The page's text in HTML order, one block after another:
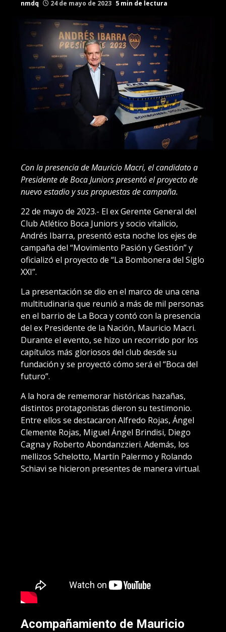
nmdq 24 de mayo de 2023 5 min de lectura
Con la presencia de Mauricio Macri, el candidato a
Presidente de Boca Juniors presentó el proyecto de
nuevo estadio y sus propuestas de campaña.
22 de mayo de 2023.- El ex Gerente General del
Club Atlético Boca Juniors y socio vitalicio,
Andrés Ibarra, presentó esta noche los ejes de
campaña del “Movimiento Pasión y Gestión” y
oficializó el proyecto de “La Bombonera del Siglo
XXI”.
La presentación se dio en el marco de una cena
multitudinaria que reunió a más de mil personas
en el barrio de La Boca y contó con la presencia
del ex Presidente de la Nación, Mauricio Macri.
Durante el evento, se hizo un recorrido por los
capítulos más gloriosos del club desde su
fundación y se proyectó cómo será el “Boca del
futuro”.
A la hora de rememorar históricas hazañas,
distintos protagonistas dieron su testimonio.
Entre ellos se destacaron Alfredo Rojas, Ángel
Clemente Rojas, Miguel Ángel Brindisi, Diego
Cagna y Roberto Abondanzzieri. Además, los
mellizos Schelotto, Martín Palermo y Rolando
Schiavi se hicieron presentes de manera virtual.
Acompañamiento de Mauricio